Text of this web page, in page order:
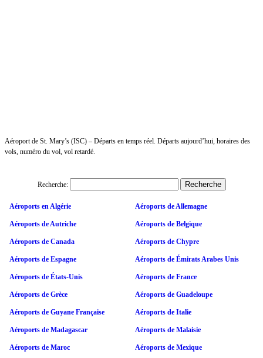
Aéroport de St. Mary’s (ISC) – Départs en temps réel. Départs aujourd’hui, horaires des
vols, numéro du vol, vol retardé.
Recherche:
Aéroports en Algérie Aéroports de Allemagne
Aéroports de Autriche Aéroports de Belgique
Aéroports de Canada Aéroports de Chypre
Aéroports de Espagne Aéroports de Émirats Arabes Unis
Aéroports de États-Unis Aéroports de France
Aéroports de Grèce Aéroports de Guadeloupe
Aéroports de Guyane Française Aéroports de Italie
Aéroports de Madagascar Aéroports de Malaisie
Aéroports de Maroc Aéroports de Mexique